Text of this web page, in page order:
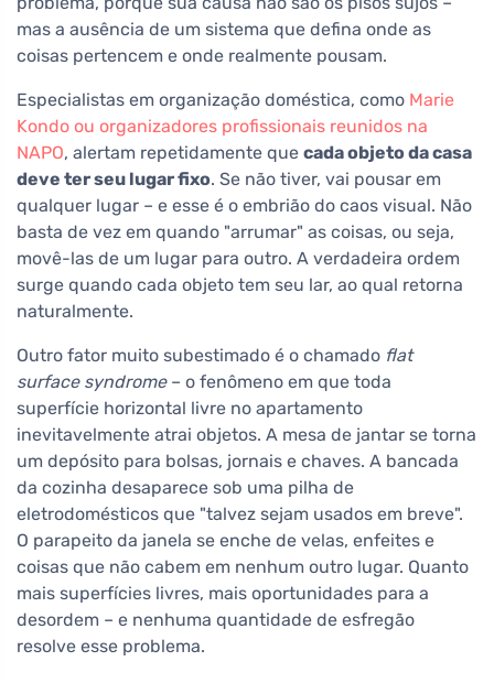
mas a ausência de um sistema que defina onde as
coisas pertencem e onde realmente pousam.
Especialistas em organização doméstica, como Marie
Kondo ou organizadores profissionais reunidos na
NAPO, alertam repetidamente que cada objeto da casa
deve ter seu lugar fixo. Se não tiver, vai pousar em
qualquer lugar – e esse é o embrião do caos visual. Não
basta de vez em quando "arrumar" as coisas, ou seja,
movê-las de um lugar para outro. A verdadeira ordem
surge quando cada objeto tem seu lar, ao qual retorna
naturalmente.
Outro fator muito subestimado é o chamado flat
surface syndrome– o fenômeno em que toda
superfície horizontal livre no apartamento
inevitavelmente atrai objetos. A mesa de jantar se torna
um depósito para bolsas, jornais e chaves. A bancada
da cozinha desaparece sob uma pilha de
eletrodomésticos que "talvez sejam usados em breve".
O parapeito da janela se enche de velas, enfeites e
coisas que não cabem em nenhum outro lugar. Quanto
mais superfícies livres, mais oportunidades para a
desordem – e nenhuma quantidade de esfregão
resolve esse problema.